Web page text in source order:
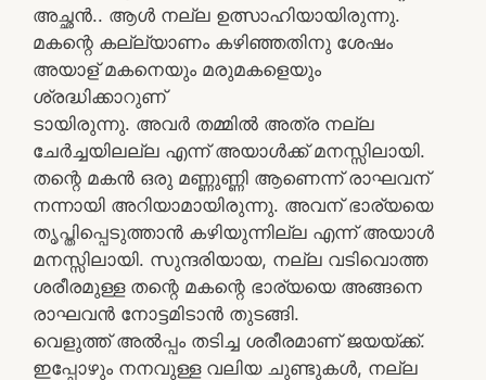
അച്ഛൻ.. ആൾ നല്ല ഉത്സാഹിയായിരുന്നു.
മകന്റെ കല്ല്യാണം കഴിഞ്ഞതിനു ശേഷം
അയാള് മകനെയും മരുമകളെയും
ശ്രദ്ധിക്കാറുണ്
ടായിരുന്നു. അവർ തമ്മിൽ അത്ര നല്ല
ചേർച്ചയിലല്ല എന്ന് അയാൾക്ക് മനസ്സിലായി.
തന്റെ മകൻ ഒരു മണ്ണുണ്ണി ആണെന്ന് രാഘവന്
നന്നായി അറിയാമായിരുന്നു. അവന് ഭാര്യയെ
തൃപ്തിപ്പെടുത്താൻ കഴിയുന്നില്ല എന്ന് അയാൾ
മനസ്സിലായി. സുന്ദരിയായ, നല്ല വടിവൊത്ത
ശരീരമുള്ള തന്റെ മകന്റെ ഭാര്യയെ അങ്ങനെ
രാഘവൻ നോട്ടമിടാൻ തുടങ്ങി.
വെളുത്ത് അൽപ്പം തടിച്ച ശരീരമാണ് ജയയ്ക്ക്.
ഇപ്പോഴും നനവുള്ള വലിയ ചുണ്ടുകൾ, നല്ല